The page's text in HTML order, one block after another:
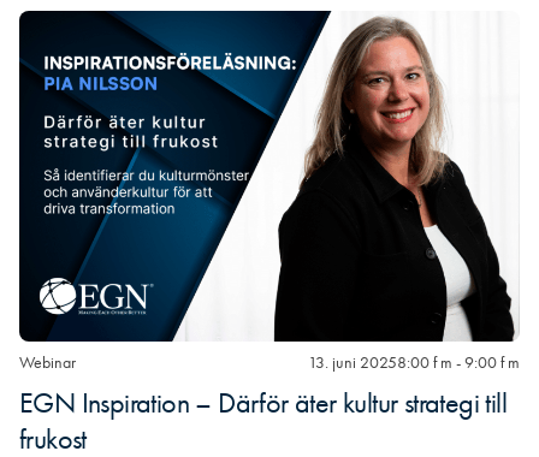
Webinar 13. juni 20258:00 f m - 9:00 f m
EGN Inspiration – Därför äter kultur strategi till
frukost